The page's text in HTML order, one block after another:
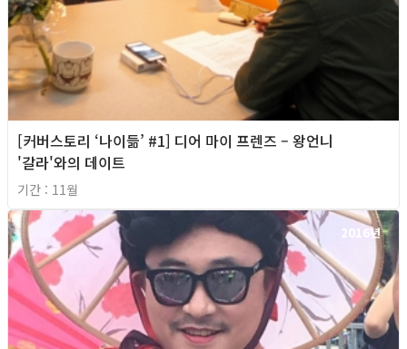
[커버스토리 ‘나이듦’ #1] 디어 마이 프렌즈 – 왕언니
'갈라'와의 데이트
기간 : 11월
2016년